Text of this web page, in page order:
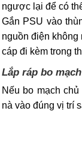
ngược lại để có
Gắn PSU vào
nguồn điện
cáp đi kèm trong
Lắp ráp bo
Nếu bo mạch
nà vào đúng vị trí